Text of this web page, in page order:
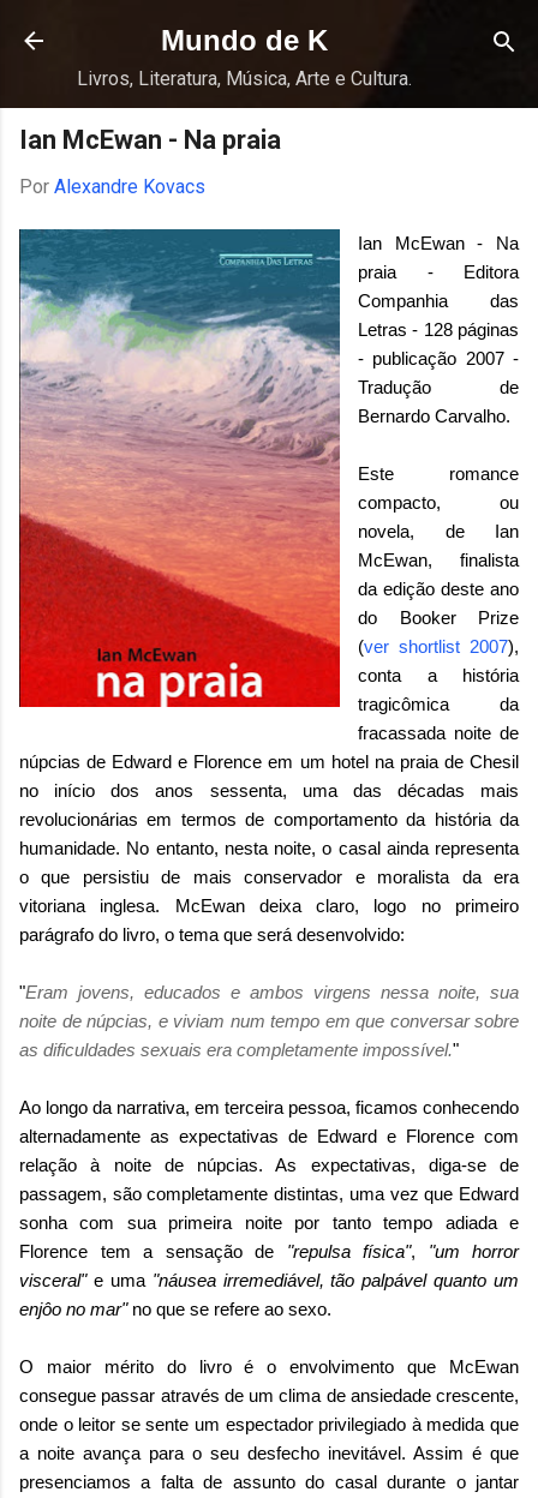
Pular para o conteúdo principal
Mundo de K
Livros, Literatura, Música, Arte e Cultura.
Ian McEwan - Na praia
Por Alexandre Kovacs
Ian McEwan - Na
praia - Editora
Companhia das
Letras - 128 páginas
- publicação 2007 -
Tradução de
Bernardo Carvalho.
Este romance
compacto, ou
novela, de Ian
McEwan, finalista
da edição deste ano
do Booker Prize
(ver shortlist 2007),
conta a história
tragicômica da
fracassada noite de
núpcias de Edward e Florence em um hotel na praia de Chesil
no início dos anos sessenta, uma das décadas mais
revolucionárias em termos de comportamento da história da
humanidade. No entanto, nesta noite, o casal ainda representa
o que persistiu de mais conservador e moralista da era
vitoriana inglesa. McEwan deixa claro, logo no primeiro
parágrafo do livro, o tema que será desenvolvido:
"Eram jovens, educados e ambos virgens nessa noite, sua
noite de núpcias, e viviam num tempo em que conversar sobre
as dificuldades sexuais era completamente impossível."
Ao longo da narrativa, em terceira pessoa, ficamos conhecendo
alternadamente as expectativas de Edward e Florence com
relação à noite de núpcias. As expectativas, diga-se de
passagem, são completamente distintas, uma vez que Edward
sonha com sua primeira noite por tanto tempo adiada e
Florence tem a sensação de "repulsa física", "um horror
visceral" e uma "náusea irremediável, tão palpável quanto um
enjôo no mar" no que se refere ao sexo.
O maior mérito do livro é o envolvimento que McEwan
consegue passar através de um clima de ansiedade crescente,
onde o leitor se sente um espectador privilegiado à medida que
a noite avança para o seu desfecho inevitável. Assim é que
presenciamos a falta de assunto do casal durante o jantar